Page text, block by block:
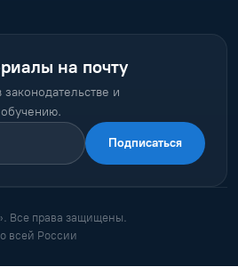
на почту
и
Подписаться
Все права защищены.
всей России